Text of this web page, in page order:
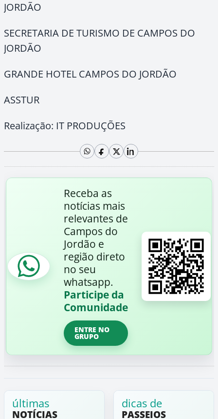
JORDÃO
SECRETARIA DE TURISMO DE CAMPOS DO
JORDÃO
GRANDE HOTEL CAMPOS DO JORDÃO
ASSTUR
Realização: IT PRODUÇÕES
Receba as
notícias mais
relevantes de
Campos do
Jordão e
região direto
no seu
whatsapp.
Participe da
Comunidade
ENTRE NO
GRUPO
últimas
NOTÍCIAS
dicas de
PASSEIOS